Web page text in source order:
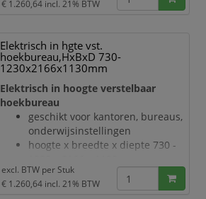
r
onderhoudsvriendelijke
bladdikte 25 mm
draagvermogen 120 kg
geluidsniveau van 42 dB
T-voetonderstel van staal met
slag- en krasvaste poedercoating
in antraciet
hoogteverstelling via 2
elektromotoren
Botsingbescherming
hefsne
€ 1.260,64 incl. 21% BTW
Elektrisch in hgte vst.
hoekbureau,HxBxD 730-
1230x2166x1130mm
Elektrisch in hoogte verstelbaar
hoekbureau
geschikt voor kantoren, bureaus,
onderwijsinstellingen
hoogte x breedte x diepte 730 -
blad van hout met
onderhoudsvriendelijke
excl. BTW per Stuk
€ 1.260,64 incl. 21% BTW